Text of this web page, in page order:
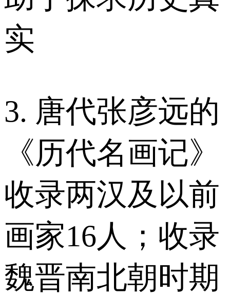
实
3. 唐代张彦远的
《历代名画记》
收录两汉及以前
画家16人；收录
魏晋南北朝时期